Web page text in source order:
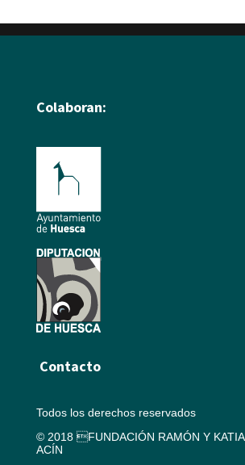
Colaboran:
Contacto
Todos los derechos reservados
© 2018 FUNDACIÓN RAMÓN Y KATIA
ACÍN